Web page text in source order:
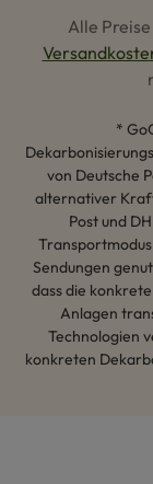
Alle
*
von Deutsche
alternativer
Post und
Sendungen
dass die
Anlagen
Technologien
konkreten